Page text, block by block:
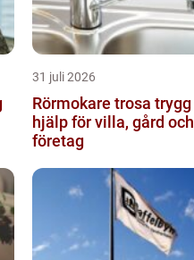
31 juli 2026
Rörmokare trosa trygg vvs-
hjälp för villa, gård och
företag